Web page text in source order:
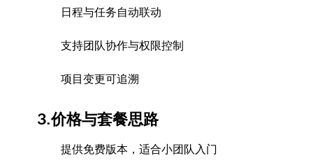
日程与任务自动联动
支持团队协作与权限控制
项目变更可追溯
3.价格与套餐思路
提供免费版本，适合小团队入门